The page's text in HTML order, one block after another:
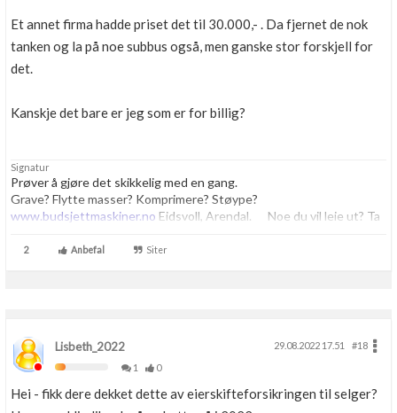
Et annet firma hadde priset det til 30.000,- . Da fjernet de nok
tanken og la på noe subbus også, men ganske stor forskjell for
det.
Kanskje det bare er jeg som er for billig?
Signatur
Prøver å gjøre det skikkelig med en gang.
Grave? Flytte masser? Komprimere? Støype?
www.budsjettmaskiner.no Eidsvoll, Arendal. Noe du vil leie ut? Ta
2 Anbefal Siter
Lisbeth_2022 29.08.2022 17.51
#18
1
0
Hei - fikk dere dekket dette av eierskifteforsikringen til selger?